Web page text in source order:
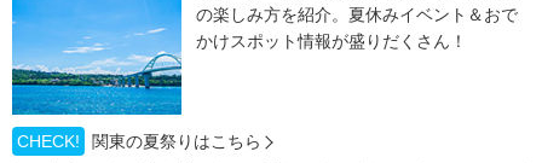
の楽しみ方を紹介。夏休みイベント＆おで
かけスポット情報が盛りだくさん！
CHECK!
関東の夏祭りはこちら